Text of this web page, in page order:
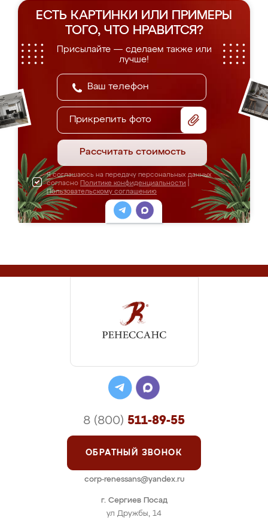
ЕСТЬ КАРТИНКИ ИЛИ ПРИМЕРЫ
ТОГО, ЧТО НРАВИТСЯ?
Присылайте — сделаем также или
лучше!
Прикрепить фото
Рассчитать стоимость
Я соглашаюсь на передачу персональных данных
согласно Политике конфиденциальности
Пользовательскому соглашению
г. Сергиев Посад
ул Дружбы, 14
8 (800) 511-89-55
ОБРАТНЫЙ ЗВОНОК
corp-renessans@yandex.ru